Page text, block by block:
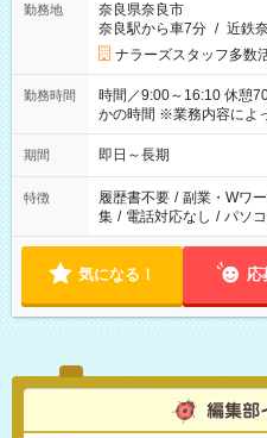
勤務地
奈良県奈良市
奈良駅から車7分 / 近鉄
ナラーズスタッフ多数
勤務時間
時間／9:00～16:10 休憩
かの時間 ※業務内容によって
日～長期安定 スタート日は相談可能！
～でOK！
期間 即日～長期
特徴 履歴書不要 / 副業・Wワ
集 / 電話対応なし / パソ
気になる！ 応